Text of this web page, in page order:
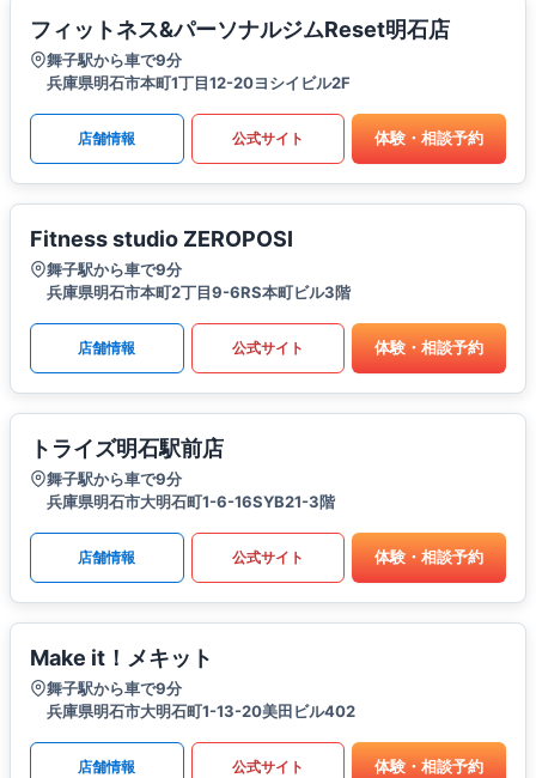
フィットネス&パーソナルジムReset明石店
舞子駅から車で9分
兵庫県明石市本町1丁目12-20ヨシイビル2F
店舗情報 公式サイト 体験・相談予約
Fitness studio ZEROPOSI
舞子駅から車で9分
兵庫県明石市本町2丁目9-6RS本町ビル3階
店舗情報 公式サイト 体験・相談予約
トライズ明石駅前店
舞子駅から車で9分
兵庫県明石市大明石町1-6-16SYB21-3階
店舗情報 公式サイト 体験・相談予約
Make it！メキット
舞子駅から車で9分
兵庫県明石市大明石町1-13-20美田ビル402
店舗情報 公式サイト 体験・相談予約